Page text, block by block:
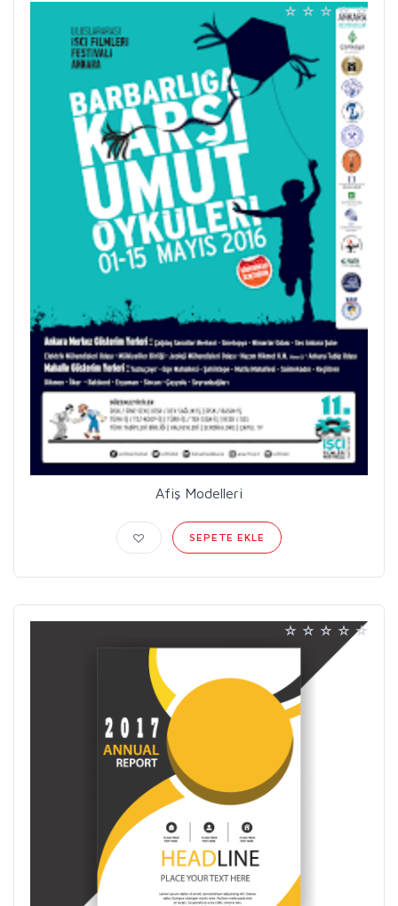
Afiş Modelleri
SEPETE EKLE